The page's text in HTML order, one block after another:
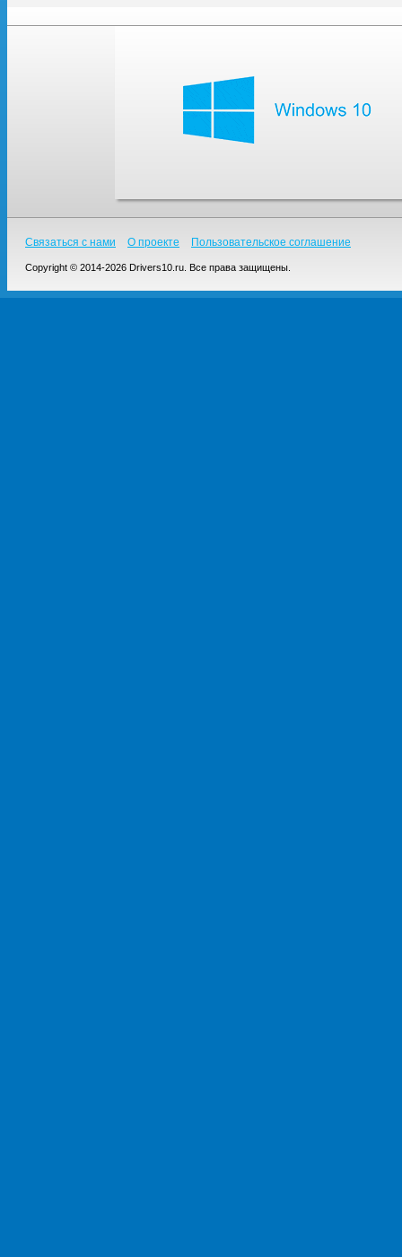
Связаться с нами О проекте Пользовательское соглашение
Copyright © 2014-2026 Drivers10.ru. Все права защищены.